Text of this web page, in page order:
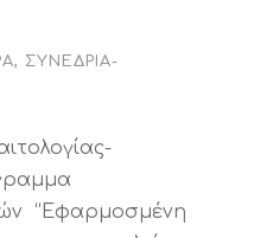
, ΣΥΝΈΔΡΙΑ-
“Εφαρμοσμένη